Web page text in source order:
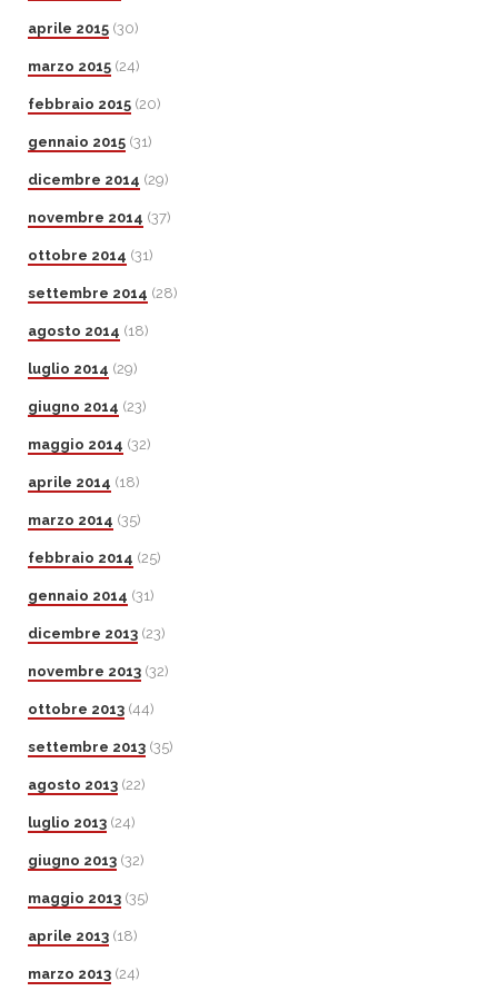
aprile 2015 (30)
marzo 2015 (24)
febbraio 2015 (20)
gennaio 2015 (31)
dicembre 2014 (29)
novembre 2014 (37)
ottobre 2014 (31)
settembre 2014 (28)
agosto 2014 (18)
luglio 2014 (29)
giugno 2014 (23)
maggio 2014 (32)
aprile 2014 (18)
marzo 2014 (35)
febbraio 2014 (25)
gennaio 2014 (31)
dicembre 2013 (23)
novembre 2013 (32)
ottobre 2013 (44)
settembre 2013 (35)
agosto 2013 (22)
luglio 2013 (24)
giugno 2013 (32)
maggio 2013 (35)
aprile 2013 (18)
marzo 2013 (24)